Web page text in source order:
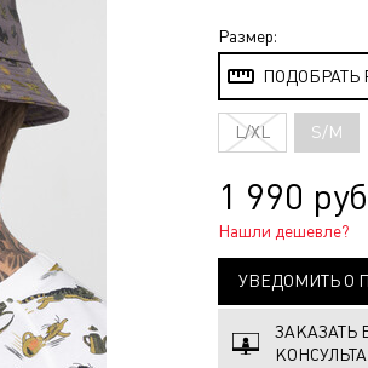
Размер:
ПОДОБРАТЬ
L/XL S/M
1 990
Нашли дешевле?
УВЕДОМИТЬ О
ЗАКАЗАТЬ